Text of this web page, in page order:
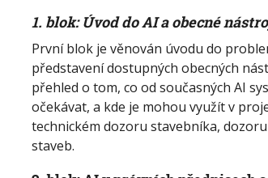
1. blok: Úvod do AI a obecné
První blok je věnován úvodu do
představení dostupných obecných
přehled o tom, co od současných AI
očekávat, a kde je mohou využít v
technickém dozoru stavebníka,
staveb.